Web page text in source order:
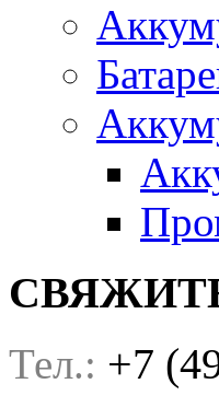
Тел.: +7